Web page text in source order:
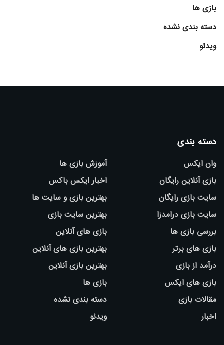
بازی ها
دسته بندی نشده
ویدئو
دسته بندی
وان ایکس
بازی آنلاین رایگان
سایت بازی رایگان
سایت بازی درامدزا
بررسی بازی ها
بازی های برتر
درآمد از بازی
بازی های ایکس
مقالات بازی
اخبار
آموزش بازی ها
اخبار ایکس باکس
بهترین بازی و سایت ها
بهترین سایت بازی
بازی های آنلاین
بهترین بازی های آنلاین
بهترین بازی آنلاین
بازی ها
دسته بندی نشده
ویدئو